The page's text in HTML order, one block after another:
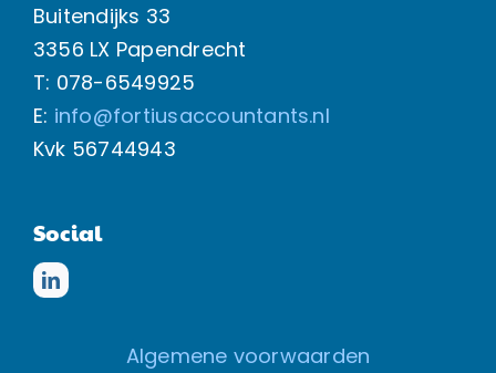
Buitendijks 33
3356 LX Papendrecht
T: 078-6549925
E: info@fortiusaccountants.nl
Kvk 56744943
Social
Algemene voorwaarden